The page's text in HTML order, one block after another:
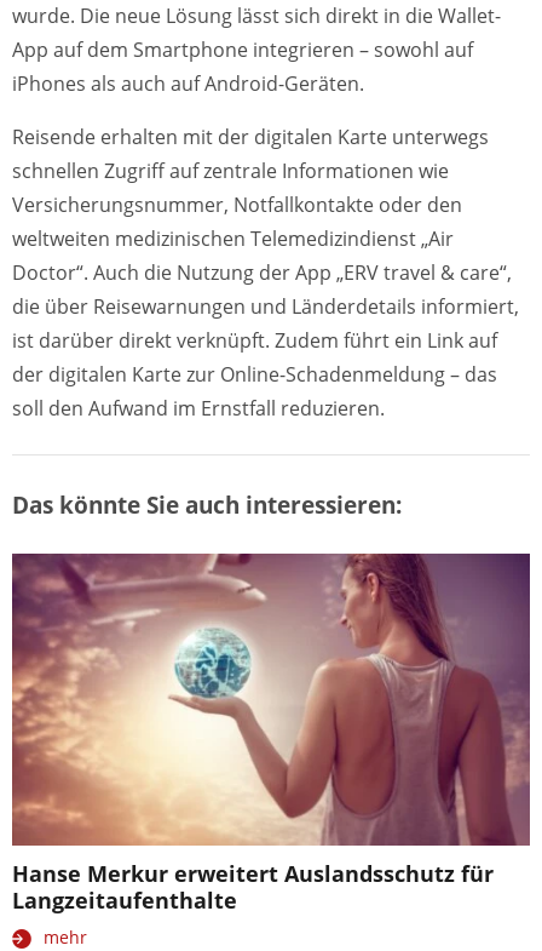
wurde. Die neue Lösung lässt sich direkt in die Wallet-
App auf dem Smartphone integrieren – sowohl auf
iPhones als auch auf Android-Geräten.
Reisende erhalten mit der digitalen Karte unterwegs
schnellen Zugriff auf zentrale Informationen wie
Versicherungsnummer, Notfallkontakte oder den
weltweiten medizinischen Telemedizindienst „Air
Doctor“. Auch die Nutzung der App „ERV travel & care“,
die über Reisewarnungen und Länderdetails informiert,
ist darüber direkt verknüpft. Zudem führt ein Link auf
der digitalen Karte zur Online-Schadenmeldung – das
soll den Aufwand im Ernstfall reduzieren.
Das könnte Sie auch interessieren:
Hanse Merkur erweitert Auslandsschutz für
Langzeitaufenthalte
mehr